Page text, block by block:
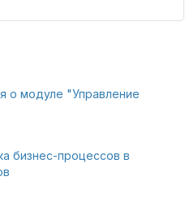
о модуле "Управление
бизнес-процессов в